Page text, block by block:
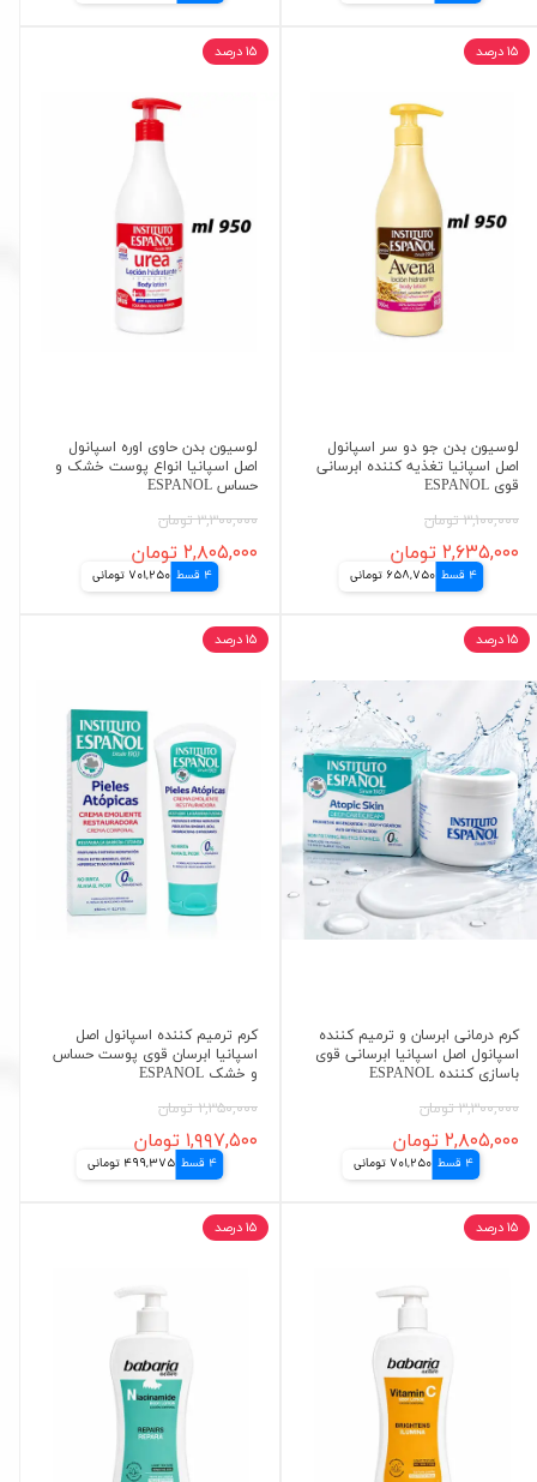
لوسیون بدن جو دو سر اسپانول
اصل اسپانیا تغذیه کننده ابرسانی
قوی ESPANOL
۳,۱۰۰,۰۰۰ تومان
۲,۶۳۵,۰۰۰ تومان
4 قسط 658,750 تومانی
۱۵ درصد
لوسیون بدن حاوی اوره اسپانول
اصل اسپانیا انواع پوست خشک و
حساس ESPANOL
۳,۳۰۰,۰۰۰ تومان
۲,۸۰۵,۰۰۰ تومان
4 قسط 701,250 تومانی
۱۵ درصد
کرم درمانی ابرسان و ترمیم کننده
اسپانول اصل اسپانیا ابرسانی قوی
باسازی کننده ESPANOL
۳,۳۰۰,۰۰۰ تومان
۲,۸۰۵,۰۰۰ تومان
4 قسط 701,250 تومانی
۱۵ درصد
کرم ترمیم کننده اسپانول اصل
اسپانیا ابرسان قوی پوست حساس
و خشک ESPANOL
۲,۳۵۰,۰۰۰ تومان
۱,۹۹۷,۵۰۰ تومان
4 قسط 499,375 تومانی
۱۵ درصد
۱۵ درصد ۱۵ درصد